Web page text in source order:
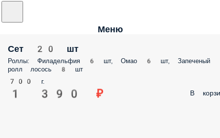
Меню
Сет 20 шт
Роллы: Филадельфия 6 шт, Омао 6 шт, Запеченый
ролл лосось 8 шт
700 г.
1 390 ₽ В